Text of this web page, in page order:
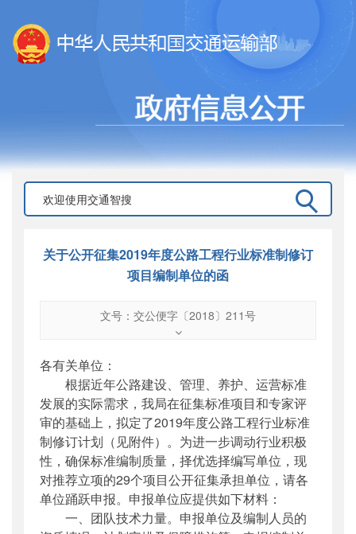
关于公开征集2019年度公路工程行业标准制修订
项目编制单位的函
文号：交公便字〔2018〕211号
交公便字〔2018〕211号
公开日期 ：
2018年08月09日
主题词：
公路工程;行业标准;项目;编制单位
机构分类
：公路局
主题分类 ：公众参与
公文类型：其他
各有关单位：
根据近年公路建设、管理、养护、运营标准
发展的实际需求，我局在征集标准项目和专家评
审的基础上，拟定了2019年度公路工程行业标准
制修订计划（见附件）。为进一步调动行业积极
性，确保标准编制质量，择优选择编写单位，现
对推荐立项的29个项目公开征集承担单位，请各
单位踊跃申报。申报单位应提供如下材料：
一、团队技术力量。申报单位及编制人员的